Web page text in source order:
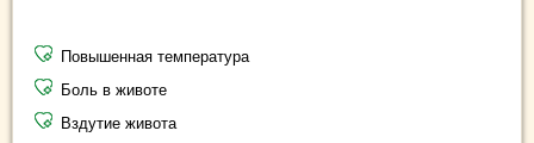
Повышенная температура
Боль в животе
Вздутие живота